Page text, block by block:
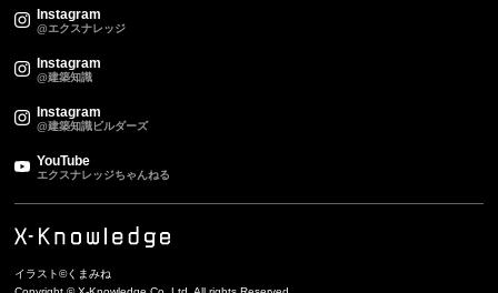
Instagram
@エクスナレッジ
Instagram
@建築知識
Instagram
@建築知識ビルダーズ
YouTube
エクスナレッジちゃんねる
イラスト©くまみね